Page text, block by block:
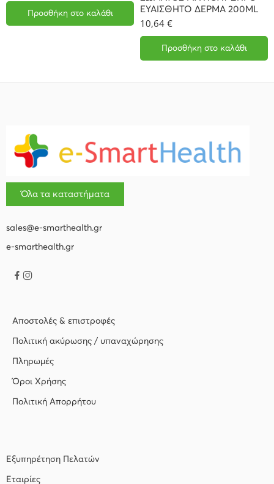
Προσθήκη στο καλάθι
ΕΥΑΙΣΘΗΤΟ ΔΕΡΜΑ 200ML
10,64 €
Προσθήκη στο καλάθι
Όλα τα καταστήματα
sales@e-smarthealth.gr
e-smarthealth.gr
Αποστολές & επιστροφές
Πολιτική ακύρωσης / υπαναχώρησης
Πληρωμές
Όροι Χρήσης
Πολιτική Απορρήτου
Εξυπηρέτηση Πελατών
Εταιρίες